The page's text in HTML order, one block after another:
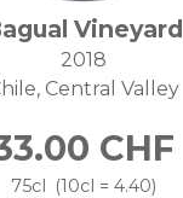
Vineyard
2018
Central Valley
CHF
75cl 10cl = 4.40